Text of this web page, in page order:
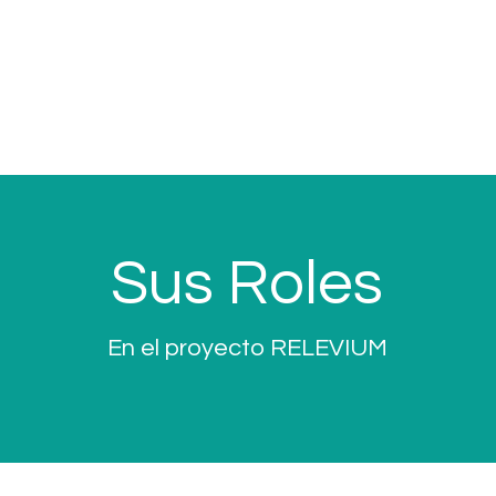
Sus Roles
En el proyecto RELEVIUM